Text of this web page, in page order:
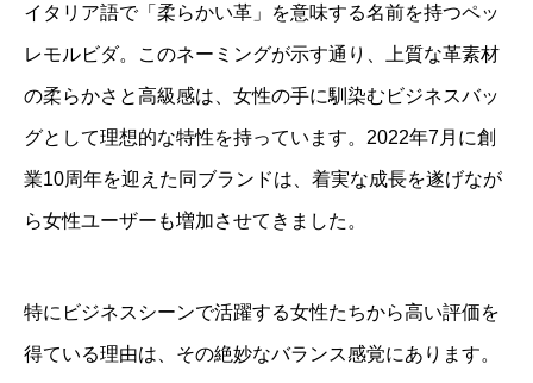
イタリア語で「柔らかい革」を意味する名前を持つペッ
レモルビダ。このネーミングが示す通り、上質な革素材
の柔らかさと高級感は、女性の手に馴染むビジネスバッ
グとして理想的な特性を持っています。2022年7月に創
業10周年を迎えた同ブランドは、着実な成長を遂げなが
ら女性ユーザーも増加させてきました。
特にビジネスシーンで活躍する女性たちから高い評価を
得ている理由は、その絶妙なバランス感覚にあります。